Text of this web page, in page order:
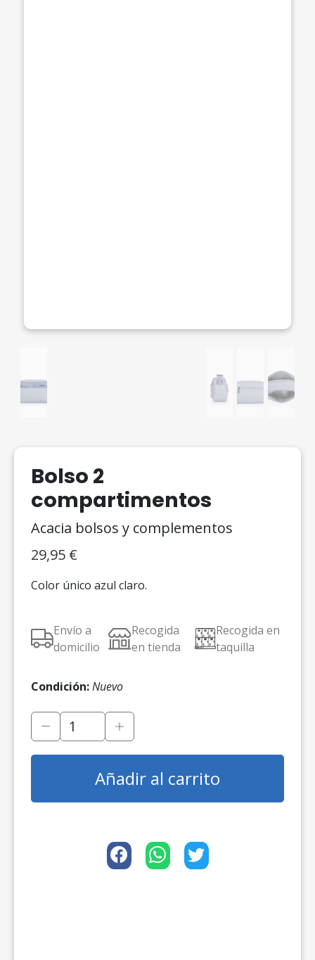
Bolso 2
compartimentos
Acacia bolsos y complementos
29,95 €
Color único azul claro.
Envío a
domicilio
Recogida
en tienda
Recogida en
taquilla
Condición:Nuevo
Añadir al carrito